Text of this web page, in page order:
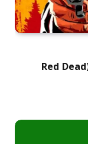
إعدادان بسيطان يغيران تجربة لعبة (Red Dead